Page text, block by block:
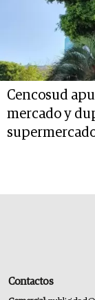
Cencosud
mercado y
Contactos